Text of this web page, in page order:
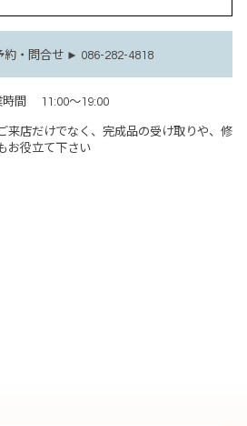
約・問合せ ► 086-282-4818
時間 11:00～19:00
来店だけでなく、完成品の受け取りや、修
お役立て下さい